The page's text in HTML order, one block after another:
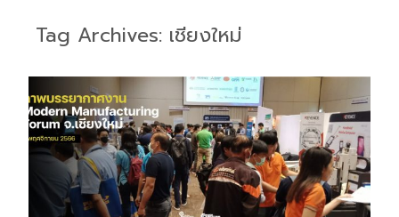
Tag Archives: เชียงใหม่